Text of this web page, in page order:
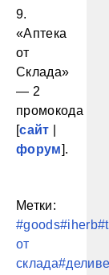
9.
«Аптека
от
Склада»
— 2
промокода
[сайт
форум].
Метки:
#goods#iherb
от
склада